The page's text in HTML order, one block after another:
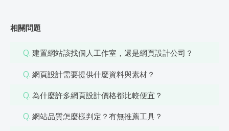
相關問題
Q. 建置網站該找個人工作室，還是網頁設計公司？
Q. 網頁設計需要提供什麼資料與素材？
Q. 為什麼許多網頁設計價格都比較便宜？
Q. 網站品質怎麼樣判定？有無推薦工具？